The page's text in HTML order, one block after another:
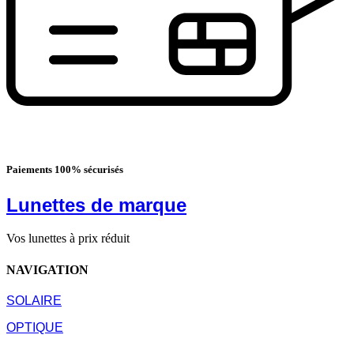
Paiements 100% sécurisés
Lunettes de marque
Vos lunettes à prix réduit
NAVIGATION
SOLAIRE
OPTIQUE